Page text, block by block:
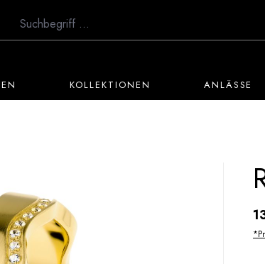
KOLLEKTIONEN ANLÄSSE